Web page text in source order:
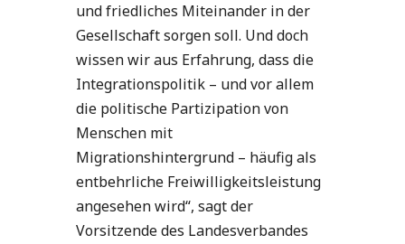
und friedliches Miteinander in der
Gesellschaft sorgen soll. Und doch
wissen wir aus Erfahrung, dass die
Integrationspolitik – und vor allem
die politische Partizipation von
Menschen mit
Migrationshintergrund – häufig als
entbehrliche Freiwilligkeitsleistung
angesehen wird“, sagt der
Vorsitzende des Landesverbandes